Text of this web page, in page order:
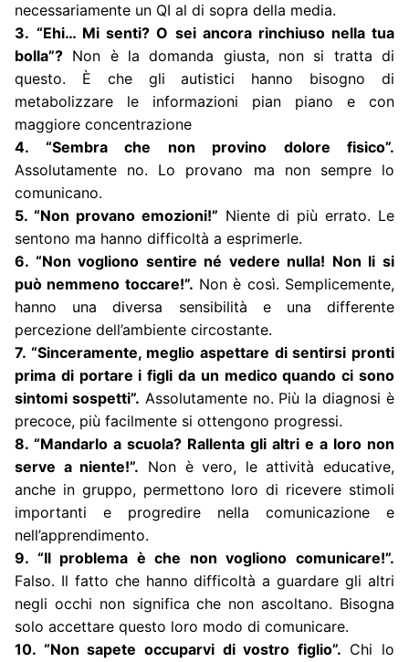
necessariamente un QI al di sopra della media.
3. “Ehi… Mi senti? O sei ancora rinchiuso nella tua
bolla”? Non è la domanda giusta, non si tratta di
questo. È che gli autistici hanno bisogno di
metabolizzare le informazioni pian piano e con
maggiore concentrazione
4. “Sembra che non provino dolore fisico”.
Assolutamente no. Lo provano ma non sempre lo
comunicano.
5. “Non provano emozioni!” Niente di più errato. Le
sentono ma hanno difficoltà a esprimerle.
6. “Non vogliono sentire né vedere nulla! Non li si
può nemmeno toccare!”. Non è così. Semplicemente,
hanno una diversa sensibilità e una differente
percezione dell’ambiente circostante.
7. “Sinceramente, meglio aspettare di sentirsi pronti
prima di portare i figli da un medico quando ci sono
sintomi sospetti”. Assolutamente no. Più la diagnosi è
precoce, più facilmente si ottengono progressi.
8. “Mandarlo a scuola? Rallenta gli altri e a loro non
serve a niente!”. Non è vero, le attività educative,
anche in gruppo, permettono loro di ricevere stimoli
importanti e progredire nella comunicazione e
nell’apprendimento.
9. “Il problema è che non vogliono comunicare!”.
Falso. Il fatto che hanno difficoltà a guardare gli altri
negli occhi non significa che non ascoltano. Bisogna
solo accettare questo loro modo di comunicare.
10. “Non sapete occuparvi di vostro figlio”. Chi lo